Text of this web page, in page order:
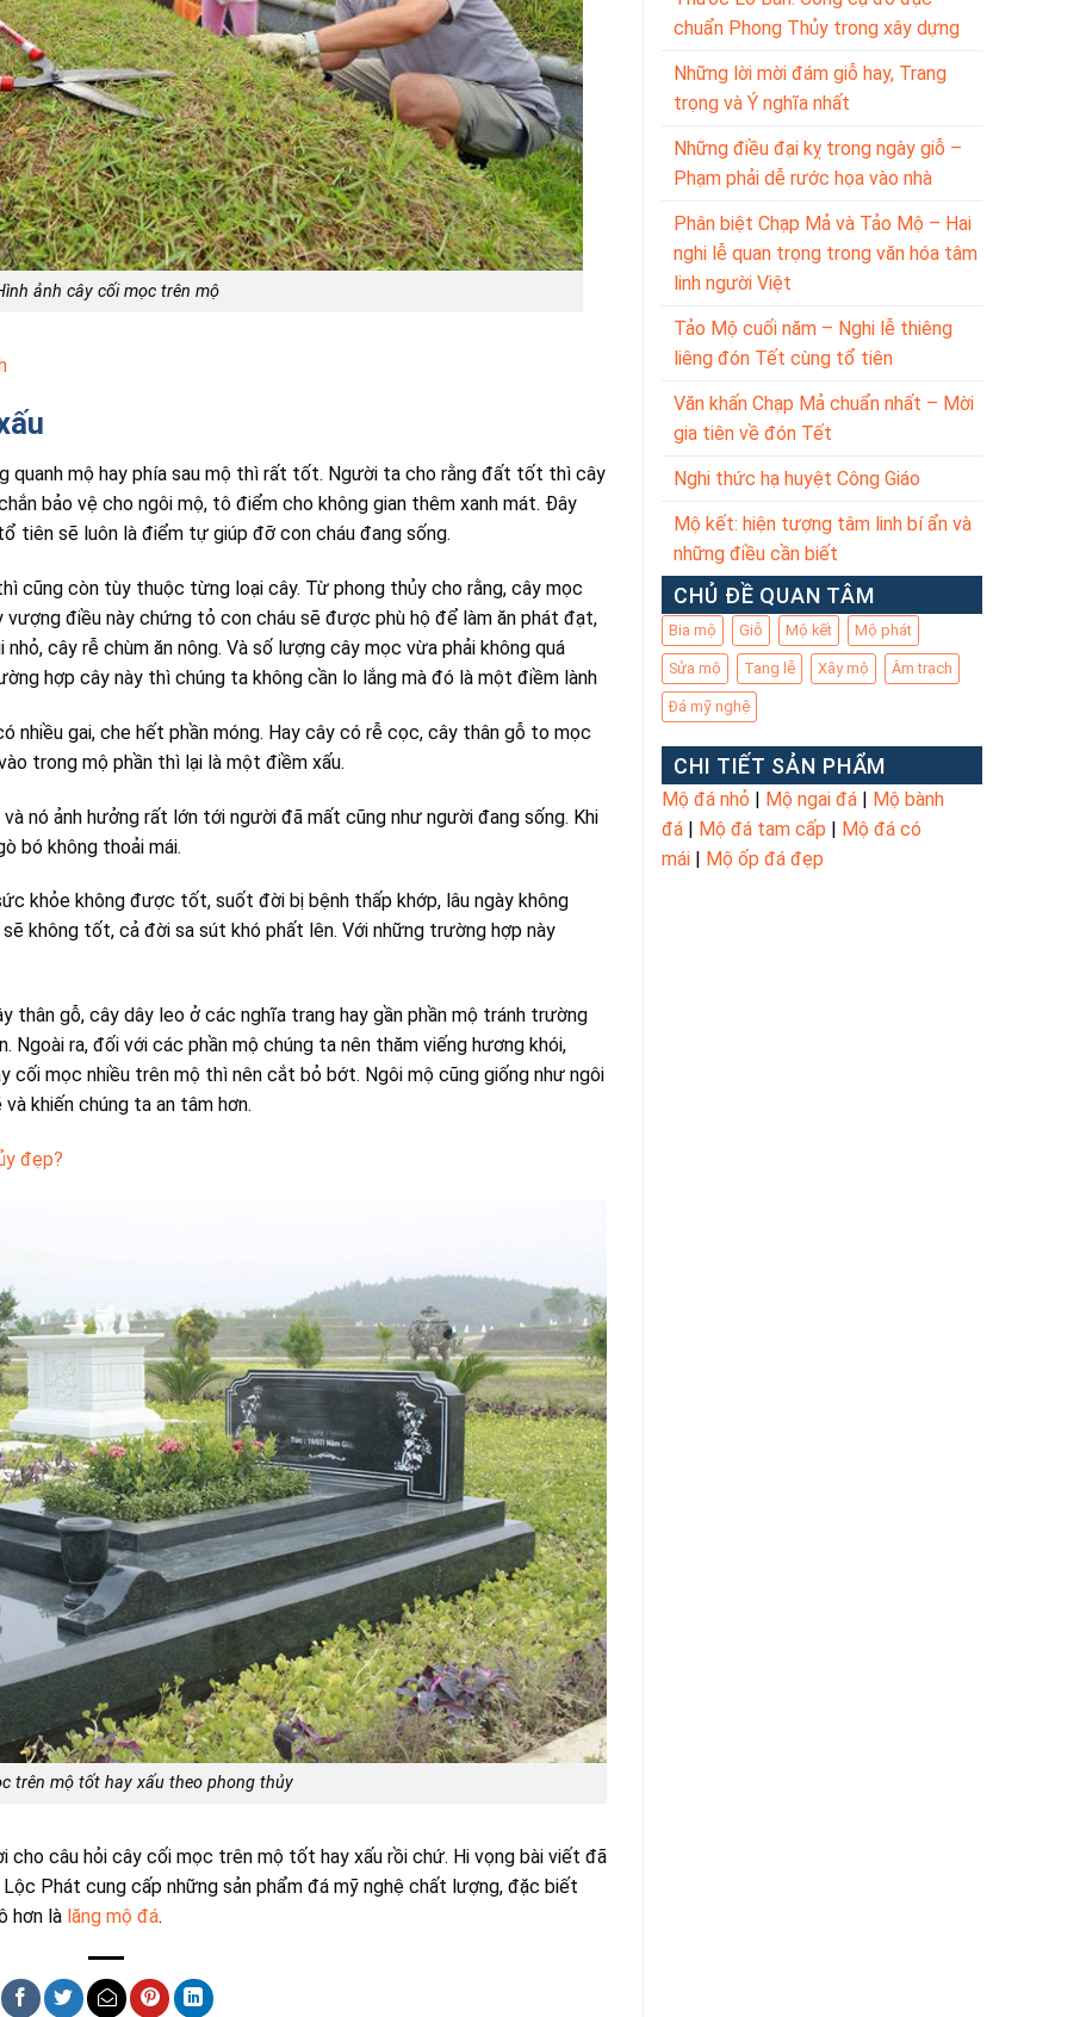
ảnh cây cối mọc trên mộ
quanh mộ hay phía sau mộ thì rất tốt. Người ta cho rằng đất tốt thì cây
bảo vệ cho ngôi mộ, tô điểm cho không gian thêm xanh mát. Đây
tiên sẽ luôn là điểm tự giúp đỡ con cháu đang sống.
cũng còn tùy thuộc từng loại cây. Từ phong thủy cho rằng, cây mọc
điều này chứng tỏ con cháu sẽ được phù hộ để làm ăn phát đạt,
cây rễ chùm ăn nông. Và số lượng cây mọc vừa phải không quá
hợp cây này thì chúng ta không cần lo lắng mà đó là một điềm lành
nhiều gai, che hết phần móng. Hay cây có rễ cọc, cây thân gỗ to mọc
trong mộ phần thì lại là một điềm xấu.
nó ảnh hưởng rất lớn tới người đã mất cũng như người đang sống. Khi
bó không thoải mái.
khỏe không được tốt, suốt đời bị bệnh thấp khớp, lâu ngày không
không tốt, cả đời sa sút khó phất lên. Với những trường hợp này
thân gỗ, cây dây leo ở các nghĩa trang hay gần phần mộ tránh trường
Ngoài ra, đối với các phần mộ chúng ta nên thăm viếng hương khói,
cối mọc nhiều trên mộ thì nên cắt bỏ bớt. Ngôi mộ cũng giống như ngôi
khiến chúng ta an tâm hơn.
đẹp?
trên mộ tốt hay xấu theo phong thủy
câu hỏi cây cối mọc trên mộ tốt hay xấu rồi chứ. Hi vọng bài viết đã
Phát cung cấp những sản phẩm đá mỹ nghệ chất lượng, đặc biết
hơn là lăng mộ đá.
chuẩn Phong Thủy trong xây dựng
Những lời mời đám giỗ hay, Trang
trọng và Ý nghĩa nhất
Những điều đại kỵ trong ngày giỗ –
Phạm phải dễ rước họa vào nhà
Phân biệt Chạp Mả và Tảo Mộ – Hai
nghi lễ quan trọng trong văn hóa tâm
linh người Việt
Tảo Mộ cuối năm – Nghi lễ thiêng
liêng đón Tết cùng tổ tiên
Văn khấn Chạp Mả chuẩn nhất – Mời
gia tiên về đón Tết
Nghi thức hạ huyệt Công Giáo
Mộ kết: hiện tượng tâm linh bí ẩn và
những điều cần biết
CHỦ ĐỀ QUAN TÂM
Bia mộ Giỗ Mộ kết Mộ phát
Sửa mộ Tang lễ Xây mộ Âm trạch
Đá mỹ nghệ
CHI TIẾT SẢN PHẨM
Mộ đá nhỏ | Mộ ngai đá | Mộ bành
đá | Mộ đá tam cấp | Mộ đá có
mái | Mộ ốp đá đẹp